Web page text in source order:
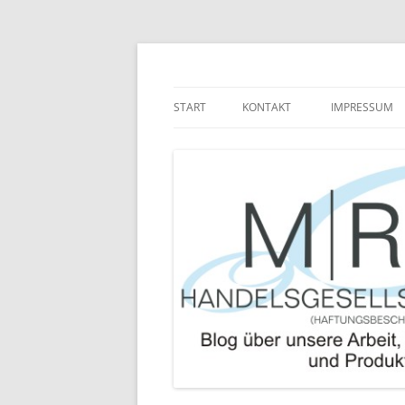
Zum
START KONTAKT IMPRESSUM